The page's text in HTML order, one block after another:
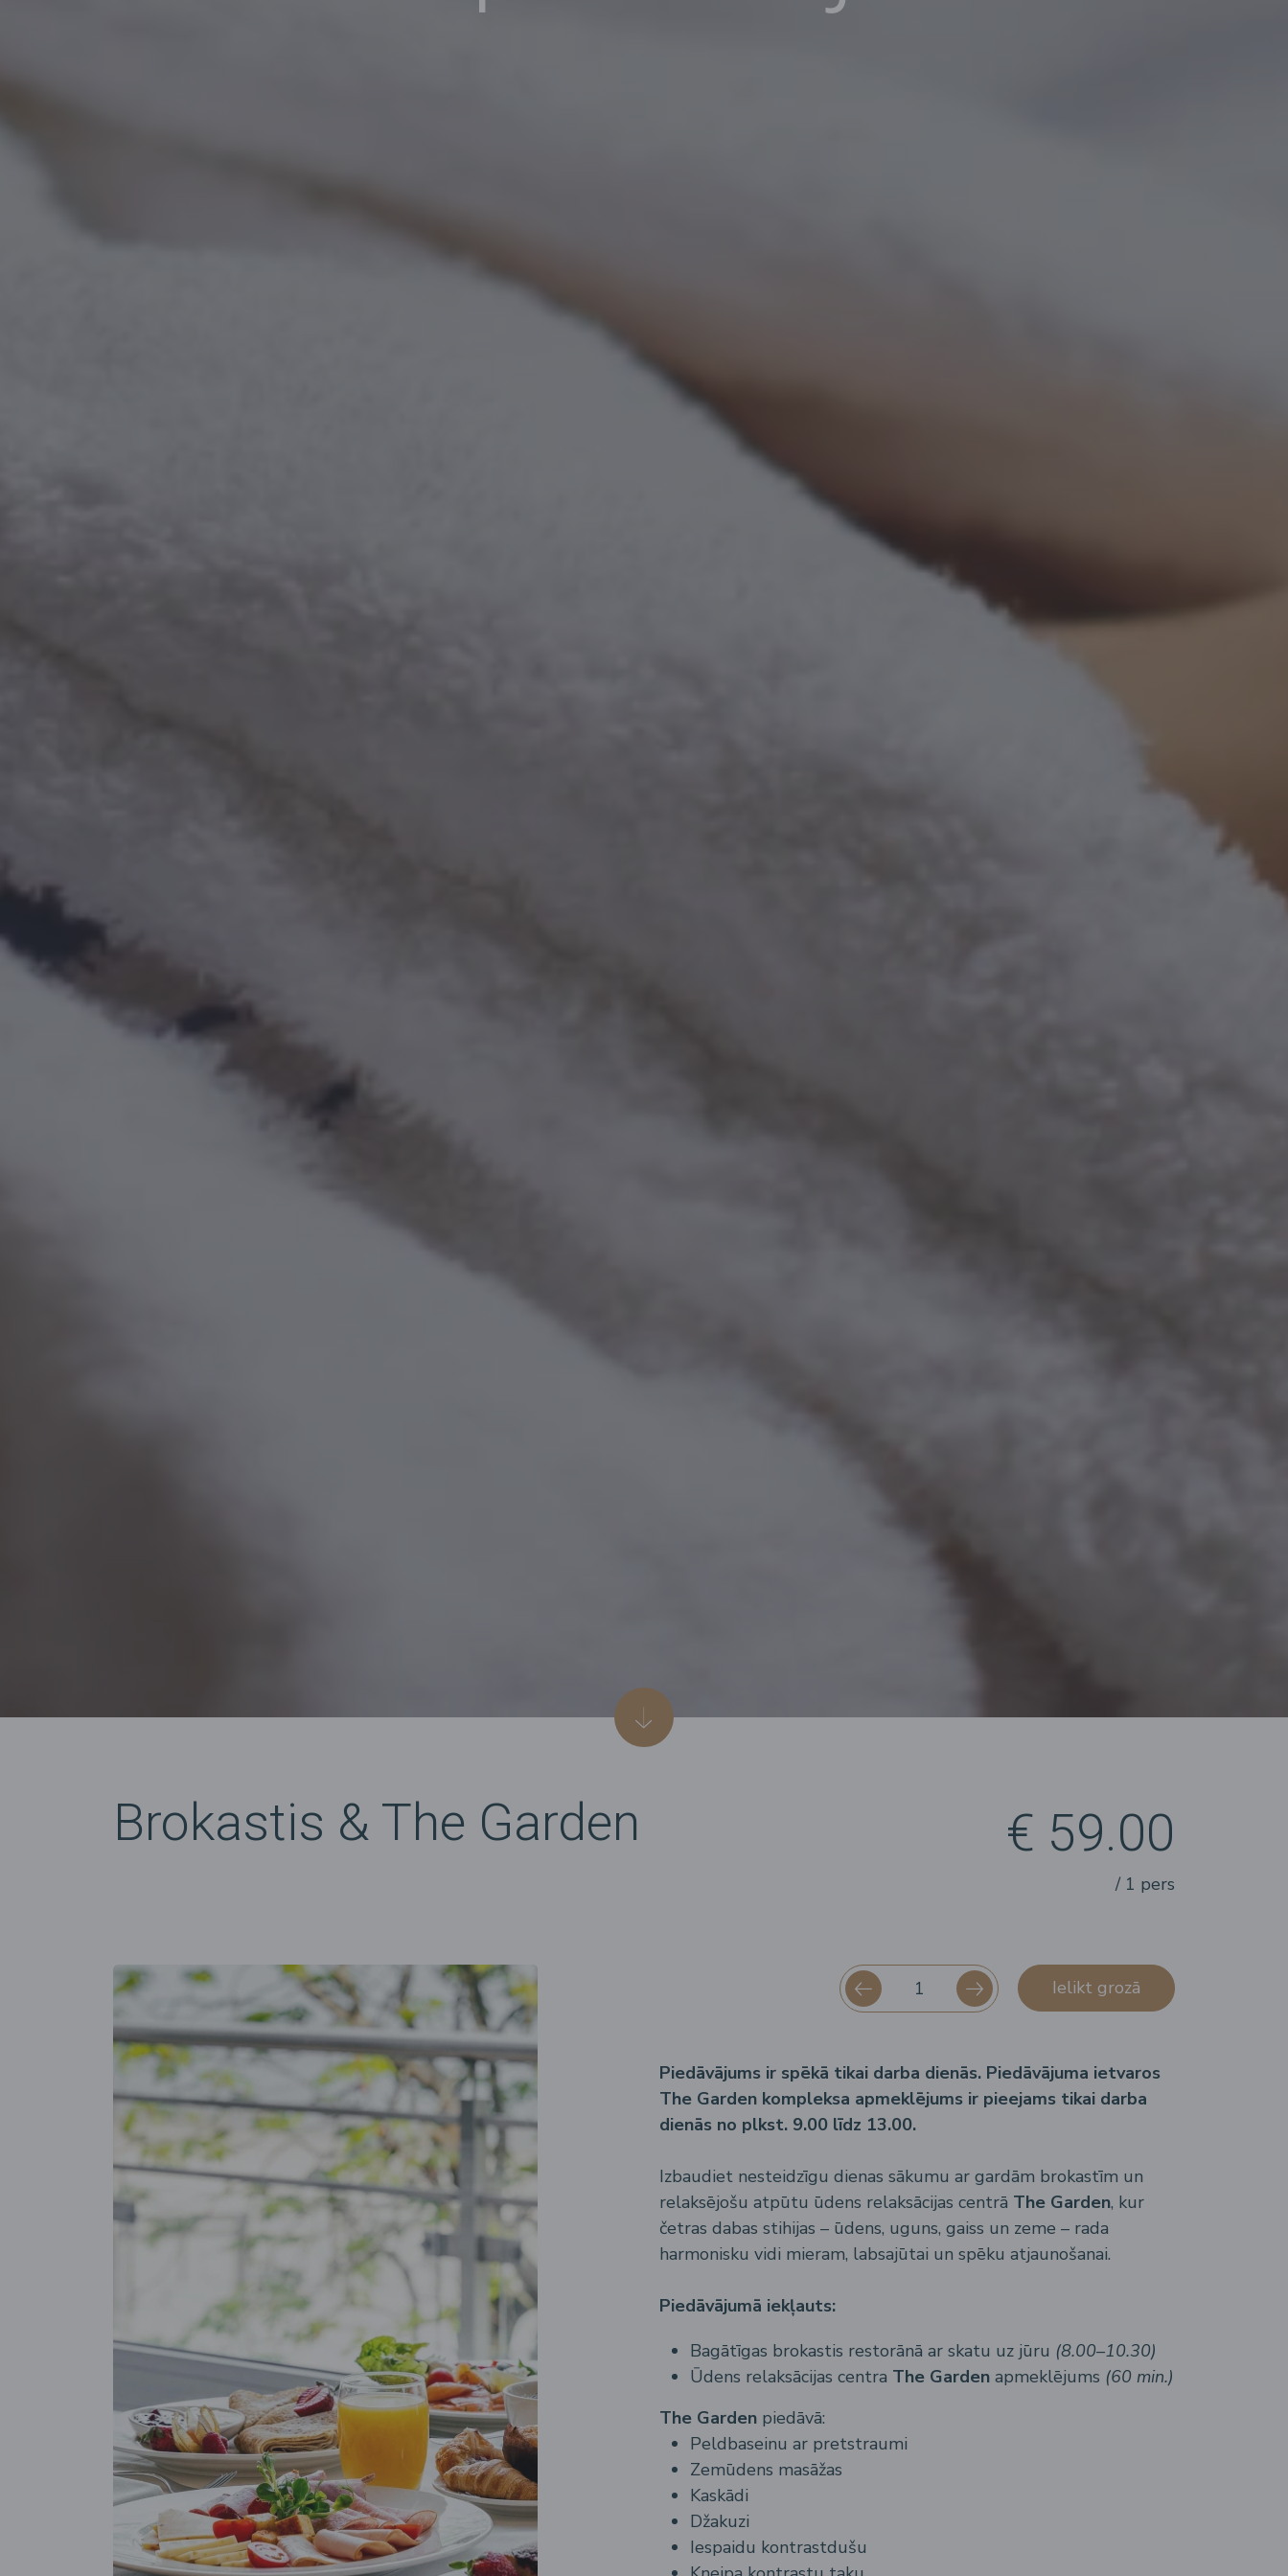
Brokastis & The Garden € 59.00
/ 1 pers
Ielikt grozā
Piedāvājums ir spēkā tikai darba dienās. Piedāvājuma ietvaros
The Garden kompleksa apmeklējums ir pieejams tikai darba
dienās no plkst. 9.00 līdz 13.00.
Izbaudiet nesteidzīgu dienas sākumu ar gardām brokastīm un
relaksējošu atpūtu ūdens relaksācijas centrā The Garden, kur
četras dabas stihijas – ūdens, uguns, gaiss un zeme – rada
harmonisku vidi mieram, labsajūtai un spēku atjaunošanai.
Piedāvājumā iekļauts:
Bagātīgas brokastis restorānā ar skatu uz jūru (8.00–10.30)
Ūdens relaksācijas centra The Garden apmeklējums (60 min.)
The Garden piedāvā:
Peldbaseinu ar pretstraumi
Zemūdens masāžas
Kaskādi
Džakuzi
Iespaidu kontrastdušu